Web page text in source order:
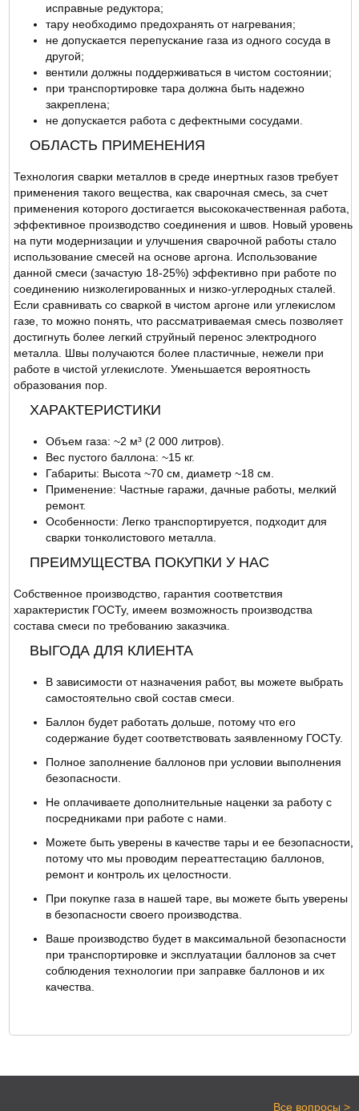
исправные редуктора;
тару необходимо предохранять от нагревания;
не допускается перепускание газа из одного сосуда в
другой;
вентили должны поддерживаться в чистом состоянии;
при транспортировке тара должна быть надежно
закреплена;
не допускается работа с дефектными сосудами.
ОБЛАСТЬ ПРИМЕНЕНИЯ
Технология сварки металлов в среде инертных газов требует
применения такого вещества, как сварочная смесь, за счет
применения которого достигается высококачественная работа,
эффективное производство соединения и швов. Новый уровень
на пути модернизации и улучшения сварочной работы стало
использование смесей на основе аргона. Использование
данной смеси (зачастую 18-25%) эффективно при работе по
соединению низколегированных и низко-углеродных сталей.
Если сравнивать со сваркой в чистом аргоне или углекислом
газе, то можно понять, что рассматриваемая смесь позволяет
достигнуть более легкий струйный перенос электродного
металла. Швы получаются более пластичные, нежели при
работе в чистой углекислоте. Уменьшается вероятность
образования пор.
ХАРАКТЕРИСТИКИ
Объем газа: ~2 м³ (2 000 литров).
Вес пустого баллона: ~15 кг.
Габариты: Высота ~70 см, диаметр ~18 см.
Применение: Частные гаражи, дачные работы, мелкий
ремонт.
Особенности: Легко транспортируется, подходит для
сварки тонколистового металла.
ПРЕИМУЩЕСТВА ПОКУПКИ У НАС
Собственное производство, гарантия соответствия
характеристик ГОСТу, имеем возможность производства
состава смеси по требованию заказчика.
ВЫГОДА ДЛЯ КЛИЕНТА
В зависимости от назначения работ, вы можете выбрать
самостоятельно свой состав смеси.
Баллон будет работать дольше, потому что его
содержание будет соответствовать заявленному ГОСТу.
Полное заполнение баллонов при условии выполнения
безопасности.
Не оплачиваете дополнительные наценки за работу с
посредниками при работе с нами.
Можете быть уверены в качестве тары и ее безопасности,
потому что мы проводим переаттестацию баллонов,
ремонт и контроль их целостности.
При покупке газа в нашей таре, вы можете быть уверены
в безопасности своего производства.
Ваше производство будет в максимальной безопасности
при транспортировке и эксплуатации баллонов за счет
соблюдения технологии при заправке баллонов и их
качества.
Все вопросы >